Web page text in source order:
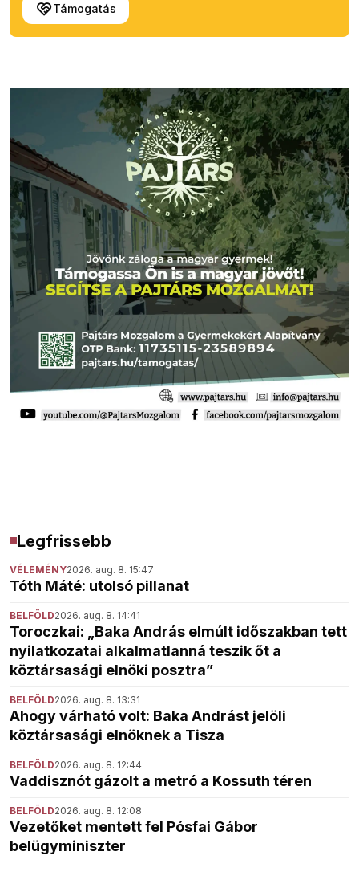
Támogatás
Legfrissebb
VÉLEMÉNY2026. aug. 8. 15:47
Tóth Máté: utolsó pillanat
BELFÖLD2026. aug. 8. 14:41
Toroczkai: „Baka András elmúlt időszakban tett
nyilatkozatai alkalmatlanná teszik őt a
köztársasági elnöki posztra”
BELFÖLD2026. aug. 8. 13:31
Ahogy várható volt: Baka Andrást jelöli
köztársasági elnöknek a Tisza
BELFÖLD2026. aug. 8. 12:44
Vaddisznót gázolt a metró a Kossuth téren
BELFÖLD2026. aug. 8. 12:08
Vezetőket mentett fel Pósfai Gábor
belügyminiszter